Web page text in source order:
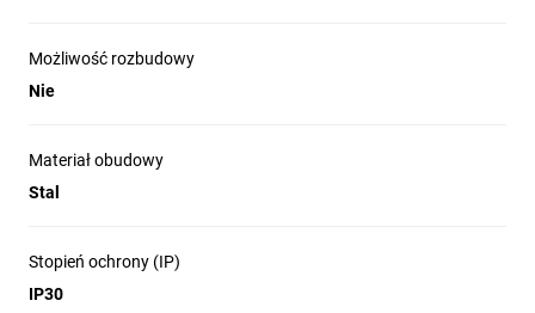
Możliwość rozbudowy
Nie
Materiał obudowy
Stal
Stopień ochrony (IP)
IP30